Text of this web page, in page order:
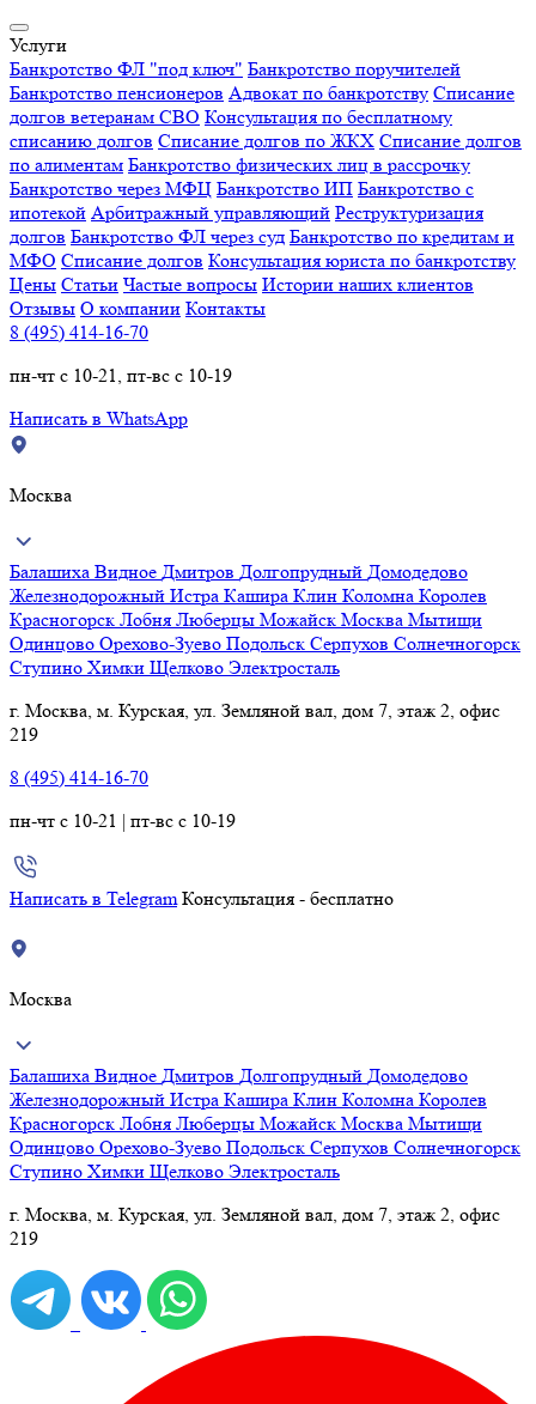
Услуги
Банкротство ФЛ "под ключ" Банкротство поручителей
Банкротство пенсионеров Адвокат по банкротству Списание
долгов ветеранам СВО Консультация по бесплатному
списанию долгов Списание долгов по ЖКХ Списание долгов
по алиментам Банкротство физических лиц в рассрочку
Банкротство через МФЦ Банкротство ИП Банкротство с
ипотекой Арбитражный управляющий Реструктуризация
долгов Банкротство ФЛ через суд Банкротство по кредитам и
МФО Списание долгов Консультация юриста по банкротству
Цены Статьи Частые вопросы Истории наших клиентов
Отзывы О компании Контакты
8 (495) 414-16-70
пн-чт с 10-21, пт-вс с 10-19
Написать в WhatsApp
Москва
Балашиха Видное Дмитров Долгопрудный Домодедово
Железнодорожный Истра Кашира Клин Коломна Королев
Красногорск Лобня Люберцы Можайск Москва Мытищи
Одинцово Орехово-Зуево Подольск Серпухов Солнечногорск
Ступино Химки Щелково Электросталь
г. Москва, м. Курская, ул. Земляной вал, дом 7, этаж 2, офис
219
8 (495) 414-16-70
пн-чт с 10-21 | пт-вс с 10-19
Написать в Telegram Консультация - бесплатно
Москва
Балашиха Видное Дмитров Долгопрудный Домодедово
Железнодорожный Истра Кашира Клин Коломна Королев
Красногорск Лобня Люберцы Можайск Москва Мытищи
Одинцово Орехово-Зуево Подольск Серпухов Солнечногорск
Ступино Химки Щелково Электросталь
г. Москва, м. Курская, ул. Земляной вал, дом 7, этаж 2, офис
219